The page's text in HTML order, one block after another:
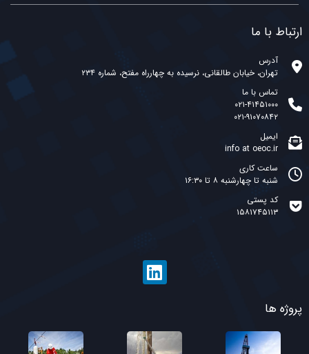
ارتباط با ما
آدرس
تهران، خیابان طالقانی، نرسیده به چهارراه مفتح، شماره ۲۳۴
تماس با ما
۰۲۱-۴۱۴۵۱۰۰۰
۰۲۱-۹۱۰۷۰۸۴۲
ایمیل
info at oeoc.ir
ساعت کاری
شنبه تا چهارشنبه ۸ تا ۱۶:۳۰
کد پستی
۱۵۸۱۷۴۵۱۱۳
پروژه ها